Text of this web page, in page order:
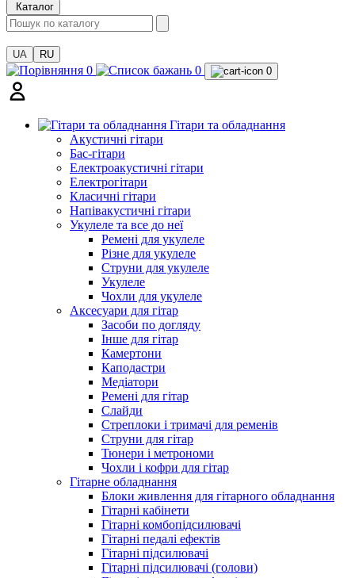
Каталог
UA RU
0 0 0
Гітари та обладнання
Акустичні гітари
Бас-гітари
Електроакустичні гітари
Електрогітари
Класичні гітари
Напівакустичні гітари
Укулеле та все до неї
Ремені для укулеле
Різне для укулеле
Струни для укулеле
Укулеле
Чохли для укулеле
Аксесуари для гітар
Засоби по догляду
Інше для гітар
Камертони
Каподастри
Медіатори
Ремені для гітар
Слайди
Стреплоки і тримачі для ременів
Струни для гітар
Тюнери і метрономи
Чохли і кофри для гітар
Гітарне обладнання
Блоки живлення для гітарного обладнання
Гітарні кабінети
Гітарні комбопідсилювачі
Гітарні педалі ефектів
Гітарні підсилювачі
Гітарні підсилювачі (голови)